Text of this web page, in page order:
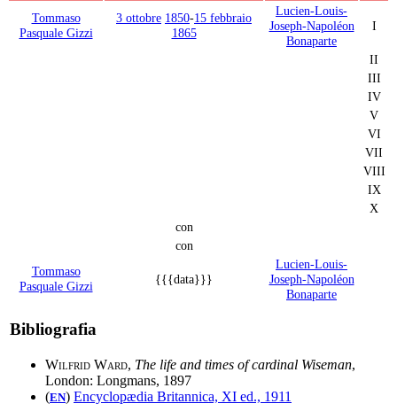
Tommaso
Pasquale Gizzi
3 ottobre 1850-15 febbraio
1865
Lucien-Louis-
Joseph-Napoléon
Bonaparte
I
II
III
IV
V
VI
VII
VIII
IX
X
con
con
Tommaso
Pasquale Gizzi
{{{data}}}
Lucien-Louis-
Joseph-Napoléon
Bonaparte
Bibliografia
Wilfrid Ward, The life and times of cardinal Wiseman,
London: Longmans, 1897
(EN) Encyclopædia Britannica, XI ed., 1911